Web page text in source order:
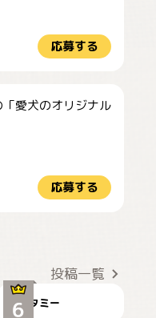
応募する
愛犬のオリジナル
応募する
投稿一覧
タミー